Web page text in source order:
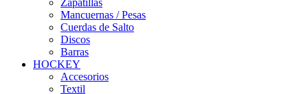
Zapatillas
Mancuernas / Pesas
Cuerdas de Salto
Discos
Barras
HOCKEY
Accesorios
Textil